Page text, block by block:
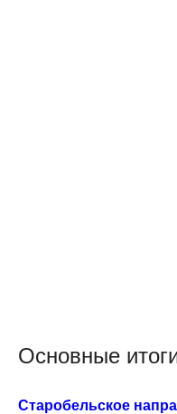
Основные
Старобельское